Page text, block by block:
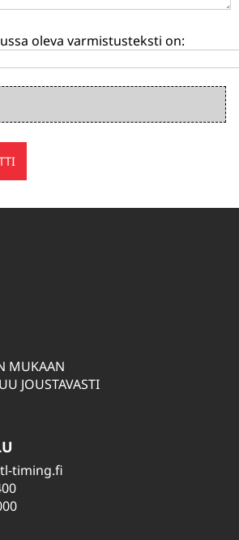
oleva varmistusteksti on:
MUKAAN
JOUSTAVASTI
timing.fi